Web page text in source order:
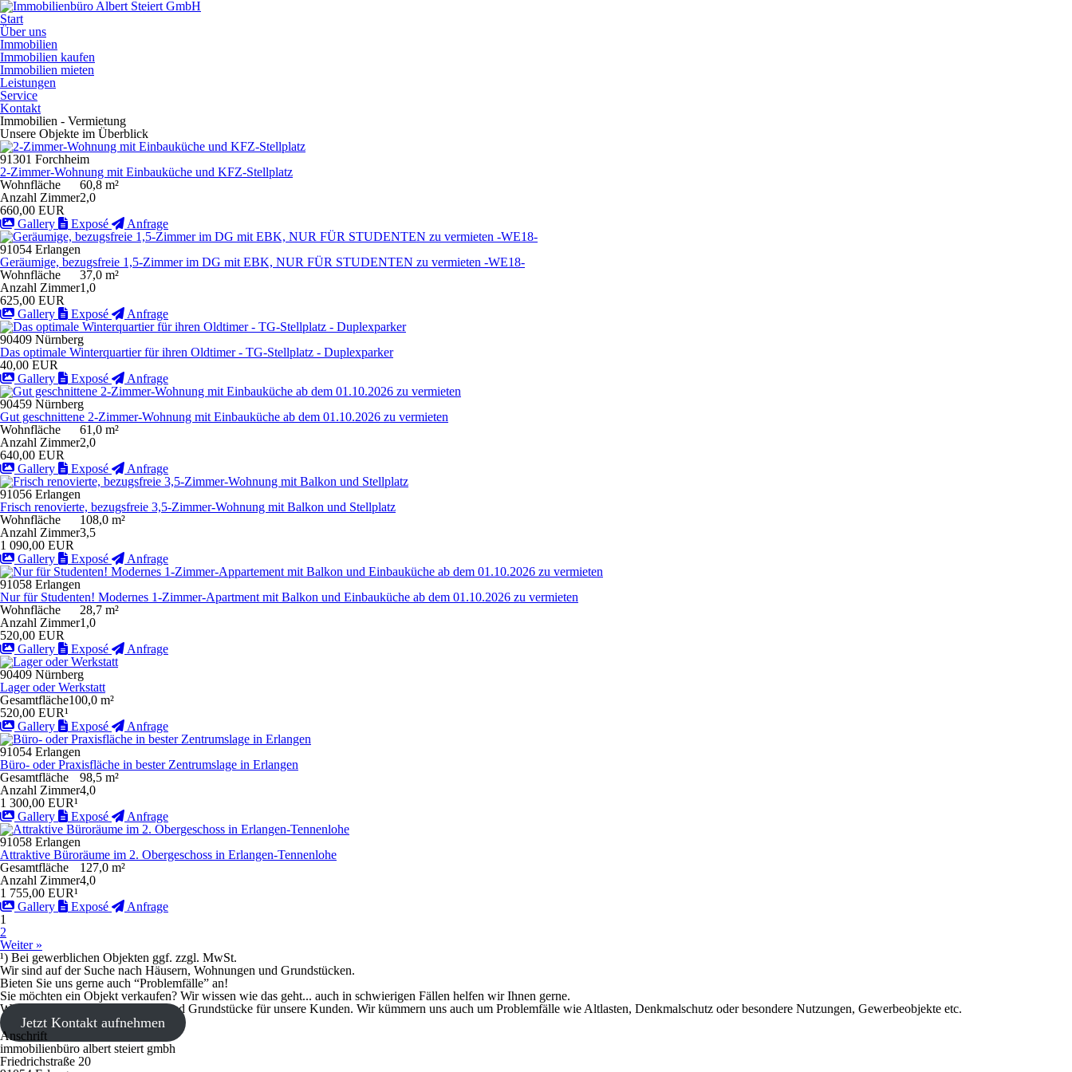
Start
Über uns
Immobilien
Immobilien kaufen
Immobilien mieten
Leistungen
Service
Kontakt
Immobilien - Vermietung
Unsere Objekte im Überblick
91301 Forchheim
2-Zimmer-Wohnung mit Einbauküche und KFZ-Stellplatz
Wohnfläche
60,8 m²
Anzahl Zimmer2,0
660,00 EUR
Gallery
Exposé
Anfrage
91054 Erlangen
Geräumige, bezugsfreie 1,5-Zimmer im DG mit EBK, NUR FÜR STUDENTEN zu vermieten -WE18-
Wohnfläche
37,0 m²
Anzahl Zimmer1,0
625,00 EUR
Gallery
Exposé
Anfrage
90409 Nürnberg
Das optimale Winterquartier für ihren Oldtimer - TG-Stellplatz - Duplexparker
40,00 EUR
Gallery
Exposé
Anfrage
90459 Nürnberg
Gut geschnittene 2-Zimmer-Wohnung mit Einbauküche ab dem 01.10.2026 zu vermieten
Wohnfläche
61,0 m²
Anzahl Zimmer2,0
640,00 EUR
Gallery
Exposé
Anfrage
91056 Erlangen
Frisch renovierte, bezugsfreie 3,5-Zimmer-Wohnung mit Balkon und Stellplatz
Wohnfläche
108,0 m²
Anzahl Zimmer3,5
1 090,00 EUR
Gallery
Exposé
Anfrage
91058 Erlangen
Nur für Studenten! Modernes 1-Zimmer-Apartment mit Balkon und Einbauküche ab dem 01.10.2026 zu vermieten
Wohnfläche
28,7 m²
Anzahl Zimmer1,0
520,00 EUR
Gallery
Exposé
Anfrage
90409 Nürnberg
Lager oder Werkstatt
Gesamtfläche100,0 m²
520,00 EUR¹
Gallery
Exposé
Anfrage
91054 Erlangen
Büro- oder Praxisfläche in bester Zentrumslage in Erlangen
Gesamtfläche
98,5 m²
Anzahl Zimmer4,0
1 300,00 EUR¹
Gallery
Exposé
Anfrage
91058 Erlangen
Attraktive Büroräume im 2. Obergeschoss in Erlangen-Tennenlohe
Gesamtfläche
127,0 m²
Anzahl Zimmer4,0
1 755,00 EUR¹
Gallery
Exposé
Anfrage
1
2
Weiter »
¹) Bei gewerblichen Objekten ggf. zzgl. MwSt.
Wir sind auf der Suche nach Häusern, Wohnungen und Grundstücken.
Bieten Sie uns gerne auch “Problemfälle” an!
Sie möchten ein Objekt verkaufen? Wir wissen wie das geht... auch in schwierigen Fällen helfen wir Ihnen gerne.
Wir suchen Häuser, Wohnungen und Grundstücke für unsere Kunden. Wir kümmern uns auch um Problemfälle wie Altlasten, Denkmalschutz oder besondere Nutzungen, Gewerbeobjekte etc.
Jetzt Kontakt aufnehmen
Anschrift
immobilienbüro albert steiert gmbh
Friedrichstraße 20